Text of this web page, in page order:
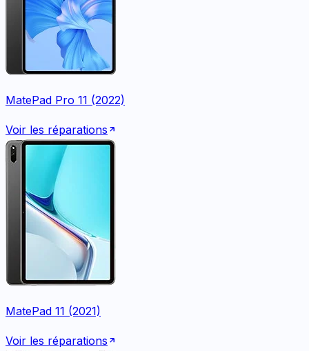
MatePad Pro 11 (2022)
Voir les réparations
MatePad 11 (2021)
Voir les réparations